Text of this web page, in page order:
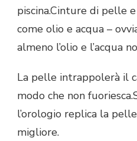
piscina.Cinture di pelle
come olio e acqua –
almeno l’olio e l’acqua
La pelle intrappolerà il
modo che non
l’orologio replica la
migliore.